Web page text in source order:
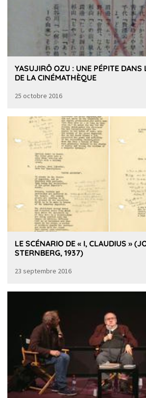
YASUJIRÔ OZU : UNE PÉPITE DANS
DE LA CINÉMATHÈQUE
25 octobre 2016
LE SCÉNARIO DE « I, CLAUDIUS »
STERNBERG, 1937)
23 septembre 2016